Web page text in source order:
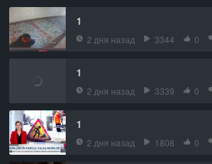
1
2 дня назад 3344 0
1
2 дня назад 3339 0
1
2 дня назад 1808 0